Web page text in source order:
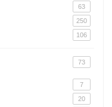
63
250
106
73
7
20